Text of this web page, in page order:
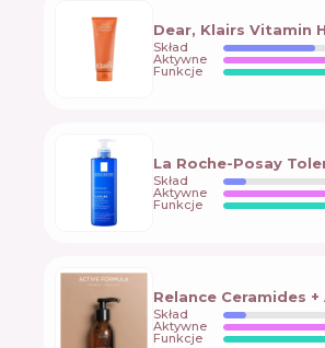
Dear, Klairs Vitamin
Skład
Aktywne
Funkcje
La Roche-Posay
Skład
Aktywne
Funkcje
Relance Ceramides
Skład
Aktywne
Funkcje